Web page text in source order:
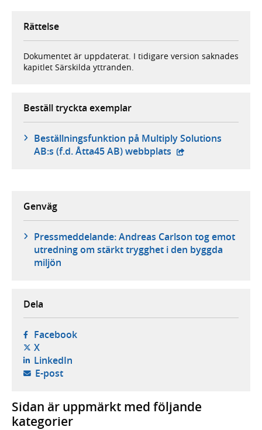
Rättelse
Dokumentet är uppdaterat. I tidigare version saknades
kapitlet Särskilda yttranden.
Beställ tryckta exemplar
Beställningsfunktion på Multiply Solutions
AB:s (f.d. Åtta45 AB) webbplats - extern webbplats,
Genväg
Pressmeddelande: Andreas Carlson tog emot
utredning om stärkt trygghet i den byggda
miljön
Dela
Facebook- öppnas i ny flik, extern webbplats,
X- öppnas i ny flik, extern webbplats,
LinkedIn- öppnas i ny flik, extern webbplats,
E-post- öppnar din e-postklient,
Sidan är uppmärkt med följande
kategorier